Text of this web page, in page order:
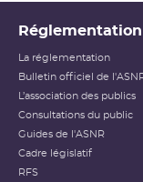
Réglementation
La réglementation
Bulletin officiel de
L’association des publics
Consultations du public
Guides de l'ASNR
Cadre législatif
RFS